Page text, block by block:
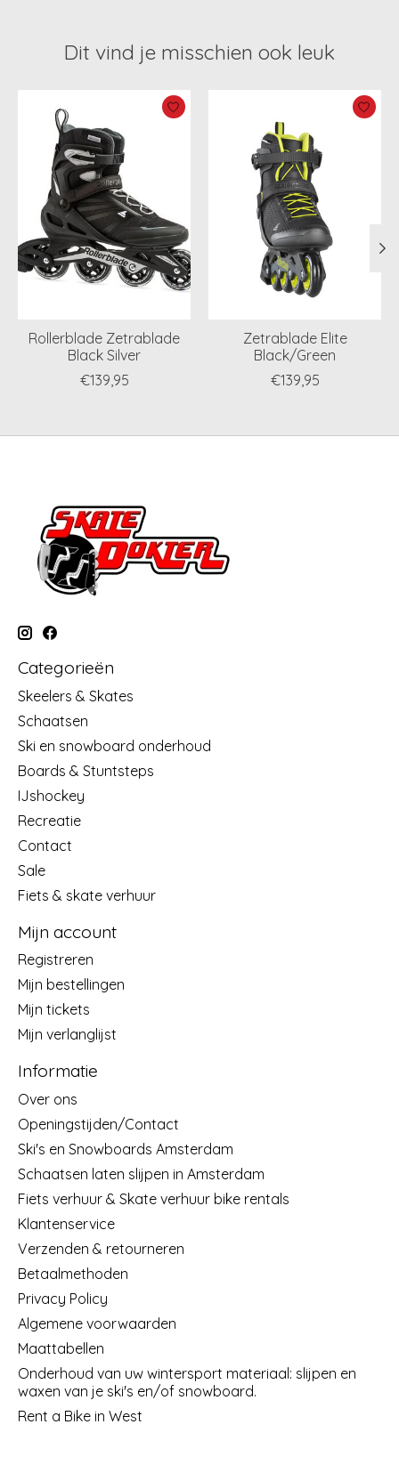
Dit vind je misschien ook leuk
Items van productcarrousel
Rollerblade Zetrablade
Black Silver
€139,95
Zetrablade Elite
Black/Green
€139,95
Categorieën
Skeelers & Skates
Schaatsen
Ski en snowboard onderhoud
Boards & Stuntsteps
IJshockey
Recreatie
Contact
Sale
Fiets & skate verhuur
Mijn account
Registreren
Mijn bestellingen
Mijn tickets
Mijn verlanglijst
Informatie
Over ons
Openingstijden/Contact
Ski's en Snowboards Amsterdam
Schaatsen laten slijpen in Amsterdam
Fiets verhuur & Skate verhuur bike rentals
Klantenservice
Verzenden & retourneren
Betaalmethoden
Privacy Policy
Algemene voorwaarden
Maattabellen
Onderhoud van uw wintersport materiaal: slijpen en
waxen van je ski's en/of snowboard.
Rent a Bike in West